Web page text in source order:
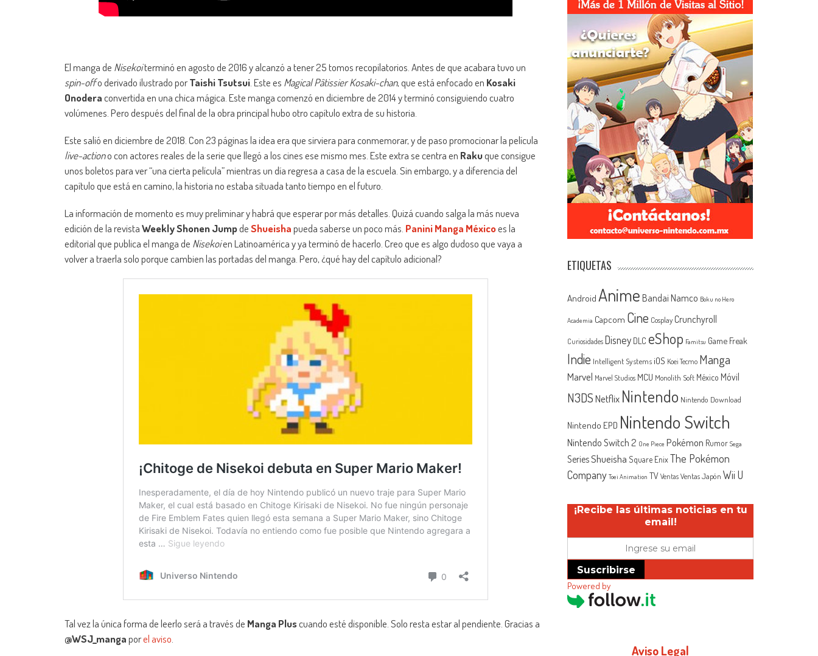
El manga de Nisekoiterminó en agosto de 2016 y alcanzó a tener 25 tomos recopilatorios. Antes de que acabara tuvo un
spin-offo derivado ilustrado porTaishi Tsutsui. Este es Magical Pâtissier Kosaki-chan, que está enfocado en Kosaki
Onoderaconvertida en una chica mágica. Este manga comenzó en diciembre de 2014 y terminó consiguiendo cuatro
volúmenes. Pero después del final de la obra principal hubo otro capítulo extra de su historia.
Este salió en diciembre de 2018. Con 23 páginas la idea era que sirviera para conmemorar, y de paso promocionar la película
live-actiono con actores reales de la serie que llegó a los cines ese mismo mes. Este extra se centra en Rakuque consigue
unos boletos para ver “una cierta película” mientras un día regresa a casa de la escuela. Sin embargo, y a diferencia del
capítulo que está en camino, la historia no estaba situada tanto tiempo en el futuro.
La información de momento es muy preliminar y habrá que esperar por más detalles. Quizá cuando salga la más nueva
edición de la revistaWeekly Shonen JumpdeShueishapueda saberse un poco más. Panini Manga Méxicoes la
editorial que publica el manga de Nisekoien Latinoamérica y ya terminó de hacerlo. Creo que es algo dudoso que vaya a
volver a traerla solo porque cambien las portadas del manga. Pero, ¿qué hay del capítulo adicional?
Tal vez la única forma de leerlo será a través de Manga Pluscuando esté disponible. Solo resta estar al pendiente. Gracias a
@WSJ_mangaporel aviso.
ETIQUETAS
Android Anime Bandai Namco Boku no Hero
Academia Capcom Cine Cosplay Crunchyroll
Curiosidades Disney DLC eShop Famitsu Game Freak
Indie Intelligent Systems iOS Koei Tecmo Manga
Marvel Marvel Studios MCU Monolith Soft México Móvil
N3DSNetflix Nintendo Nintendo Download
Nintendo EPD Nintendo Switch
Nintendo Switch 2 One Piece Pokémon Rumor Sega
SeriesShueisha Square EnixThe Pokémon
Company Toei Animation TV Ventas Ventas Japón Wii U
¡Recibe las últimas noticias en tu
email!
Suscribirse
Powered by
Aviso Legal